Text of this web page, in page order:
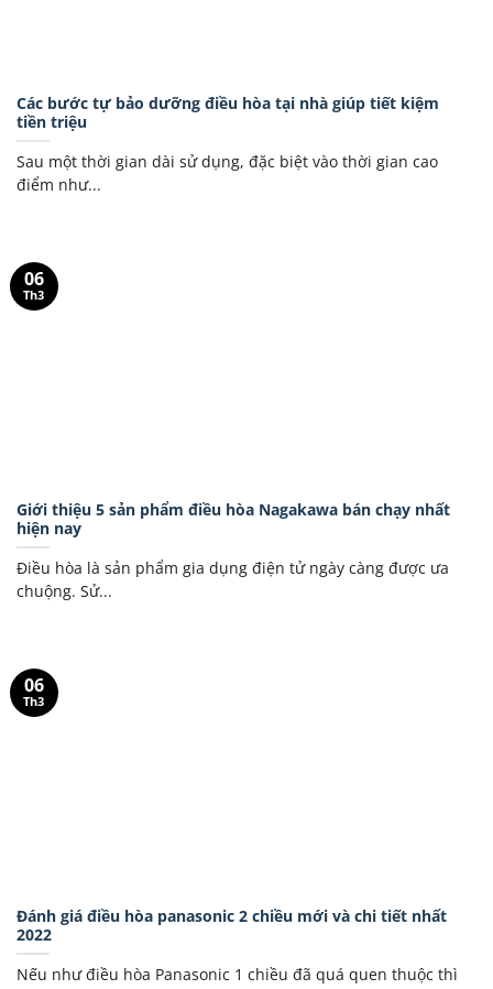
Các bước tự bảo dưỡng điều hòa tại nhà giúp tiết kiệm
tiền triệu
Sau một thời gian dài sử dụng, đặc biệt vào thời gian cao
điểm như...
Giới thiệu 5 sản phẩm điều hòa Nagakawa bán chạy nhất
hiện nay
Điều hòa là sản phẩm gia dụng điện tử ngày càng được ưa
chuộng. Sử...
06
Th3
Đánh giá điều hòa panasonic 2 chiều mới và chi tiết nhất
2022
Nếu như điều hòa Panasonic 1 chiều đã quá quen thuộc thì
06
Th3